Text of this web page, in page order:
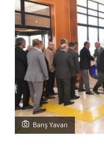
Barış Yavan